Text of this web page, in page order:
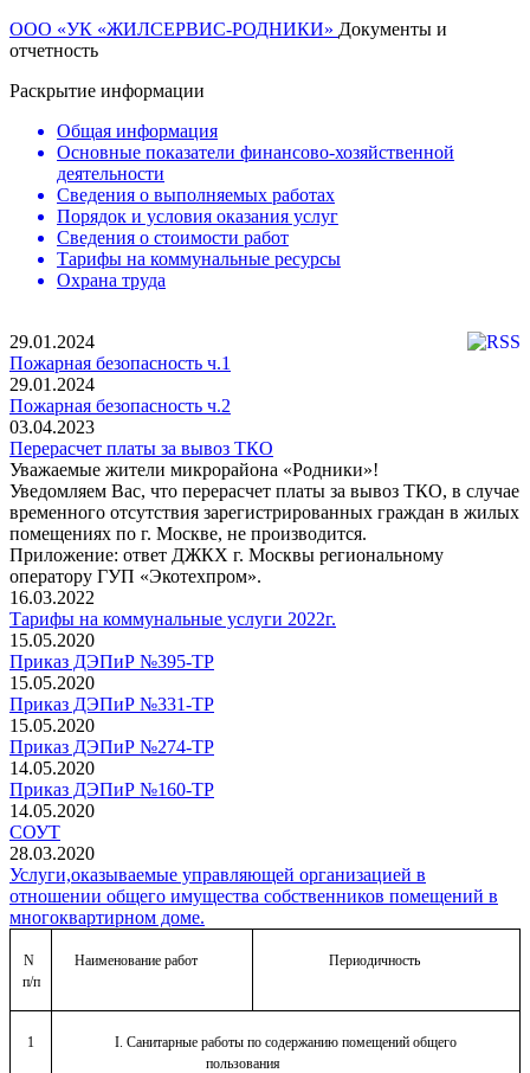
ООО «УК «ЖИЛСЕРВИС-РОДНИКИ» Документы и
отчетность
Раскрытие информации
Общая информация
Основные показатели финансово-хозяйственной
деятельности
Сведения о выполняемых работах
Порядок и условия оказания услуг
Сведения о стоимости работ
Тарифы на коммунальные ресурсы
Охрана труда
29.01.2024
Пожарная безопасность ч.1
29.01.2024
Пожарная безопасность ч.2
03.04.2023
Перерасчет платы за вывоз ТКО
Уважаемые жители микрорайона «Родники»!
Уведомляем Вас, что перерасчет платы за вывоз ТКО, в случае
временного отсутствия зарегистрированных граждан в жилых
помещениях по г. Москве, не производится.
Приложение: ответ ДЖКХ г. Москвы региональному
оператору ГУП «Экотехпром».
16.03.2022
Тарифы на коммунальные услуги 2022г.
15.05.2020
Приказ ДЭПиР №395-ТР
15.05.2020
Приказ ДЭПиР №331-ТР
15.05.2020
Приказ ДЭПиР №274-ТР
14.05.2020
Приказ ДЭПиР №160-ТР
14.05.2020
СОУТ
28.03.2020
Услуги,оказываемые управляющей организацией в
отношении общего имущества собственников помещений в
многоквартирном доме.
N
п/п
Наименование работ Периодичность
1
I. Санитарные работы по содержанию помещений общего
пользования